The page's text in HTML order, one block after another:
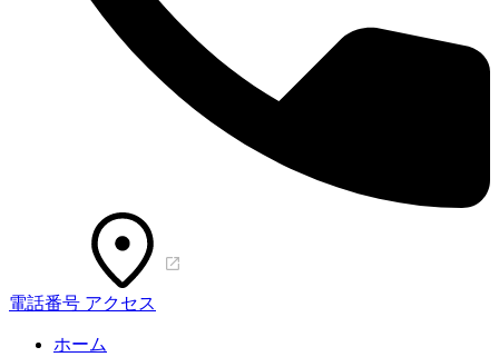
電話番号 アクセス
ホーム